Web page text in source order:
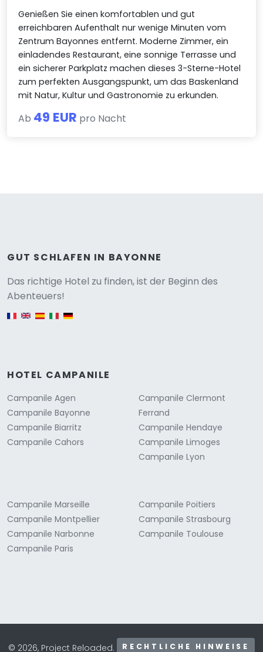
Genießen Sie einen komfortablen und gut
erreichbaren Aufenthalt nur wenige Minuten vom
Zentrum Bayonnes entfernt. Moderne Zimmer, ein
einladendes Restaurant, eine sonnige Terrasse und
ein sicherer Parkplatz machen dieses 3-Sterne-Hotel
zum perfekten Ausgangspunkt, um das Baskenland
mit Natur, Kultur und Gastronomie zu erkunden.
Ab 49 EUR pro Nacht
GUT SCHLAFEN IN BAYONNE
Das richtige Hotel zu finden, ist der Beginn des
Abenteuers!
HOTEL CAMPANILE
Campanile Agen
Campanile Bayonne
Campanile Biarritz
Campanile Cahors
Campanile Clermont
Ferrand
Campanile Hendaye
Campanile Limoges
Campanile Lyon
Campanile Marseille
Campanile Montpellier
Campanile Narbonne
Campanile Paris
Campanile Poitiers
Campanile Strasbourg
Campanile Toulouse
© 2026, Project Reloaded. RECHTLICHE HINWEISE